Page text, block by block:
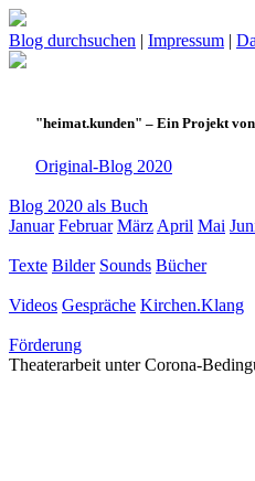
Blog durchsuchen | Impressum |
"heimat.kunden" – Ein Projekt
Original-Blog 2020
Blog 2020 als Buch
Januar Februar März April Mai
Texte Bilder Sounds Bücher
Videos Gespräche Kirchen.Klang
Förderung
Theaterarbeit unter Corona-